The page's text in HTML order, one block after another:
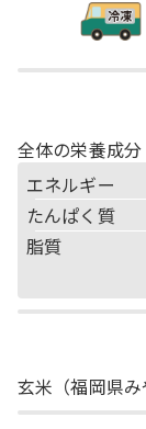
全体の栄養成分
エネルギー
たんぱく質
脂質
玄米（福岡県み